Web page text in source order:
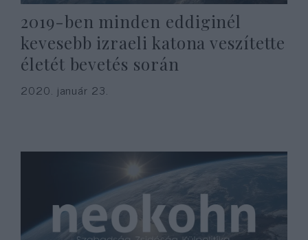
2019-ben minden eddiginél
kevesebb izraeli katona veszítette
életét bevetés során
2020. január 23.